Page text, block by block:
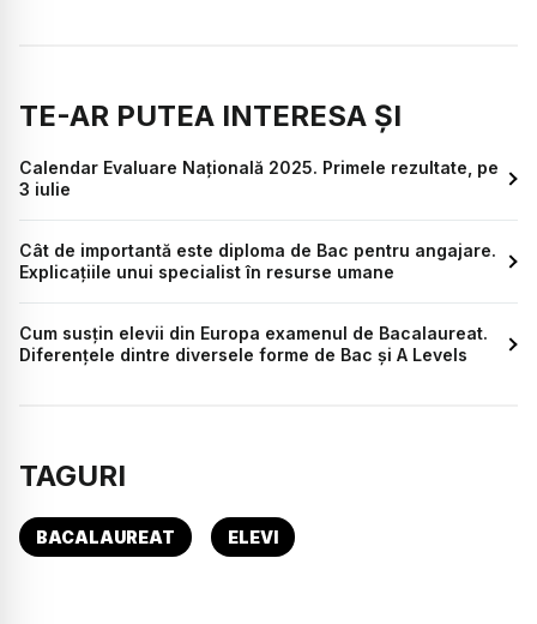
TE-AR PUTEA INTERESA ȘI
Calendar Evaluare Națională 2025. Primele rezultate, pe
3 iulie
Cât de importantă este diploma de Bac pentru angajare.
Explicațiile unui specialist în resurse umane
Cum susțin elevii din Europa examenul de Bacalaureat.
Diferențele dintre diversele forme de Bac și A Levels
TAGURI
BACALAUREAT ELEVI